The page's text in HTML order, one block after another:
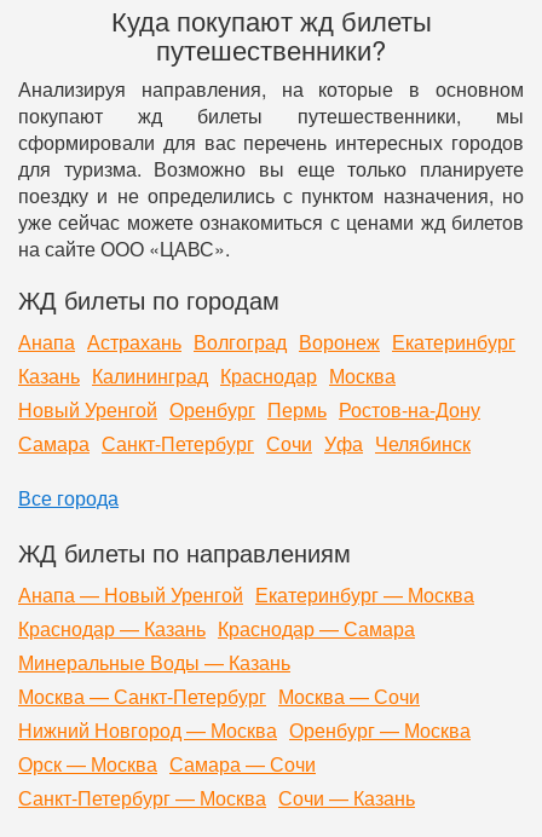
Куда покупают жд билеты
путешественники?
Анализируя направления, на которые в основном
покупают жд билеты путешественники, мы
сформировали для вас перечень интересных городов
для туризма. Возможно вы еще только планируете
поездку и не определились с пунктом назначения, но
уже сейчас можете ознакомиться с ценами жд билетов
на сайте ООО «ЦАВС».
ЖД билеты по городам
Анапа Астрахань Волгоград Воронеж Екатеринбург
Казань Калининград Краснодар Москва
Новый Уренгой Оренбург Пермь Ростов-на-Дону
Самара Санкт-Петербург Сочи Уфа Челябинск
Все города
ЖД билеты по направлениям
Анапа — Новый Уренгой Екатеринбург — Москва
Краснодар — Казань Краснодар — Самара
Минеральные Воды — Казань
Москва — Санкт-Петербург Москва — Сочи
Нижний Новгород — Москва Оренбург — Москва
Орск — Москва Самара — Сочи
Санкт-Петербург — Москва Сочи — Казань